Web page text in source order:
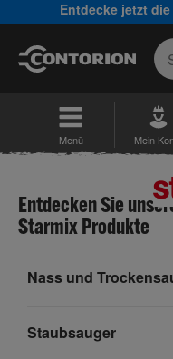
Entdecke jetzt
Menü Mein
Entdecken Sie
Starmix Produkte
Nass und
Staubsauger